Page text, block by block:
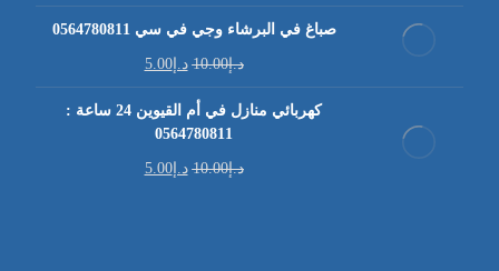
صباغ في البرشاء وجي في سي 0564780811
د.إ10.00 د.إ5.00
كهربائي منازل في أم القيوين 24 ساعة :
0564780811
د.إ10.00 د.إ5.00